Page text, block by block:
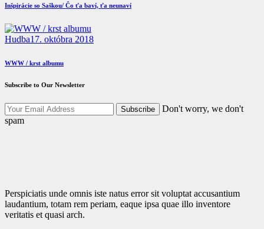
Inšpirácie so Saškou/ Čo ťa baví, ťa neunaví
Hudba17. októbra 2018
WWW / krst albumu
Subscribe to Our Newsletter
Don't worry, we don't
spam
Perspiciatis unde omnis iste natus error sit voluptat accusantium
laudantium, totam rem periam, eaque ipsa quae illo inventore
veritatis et quasi arch.